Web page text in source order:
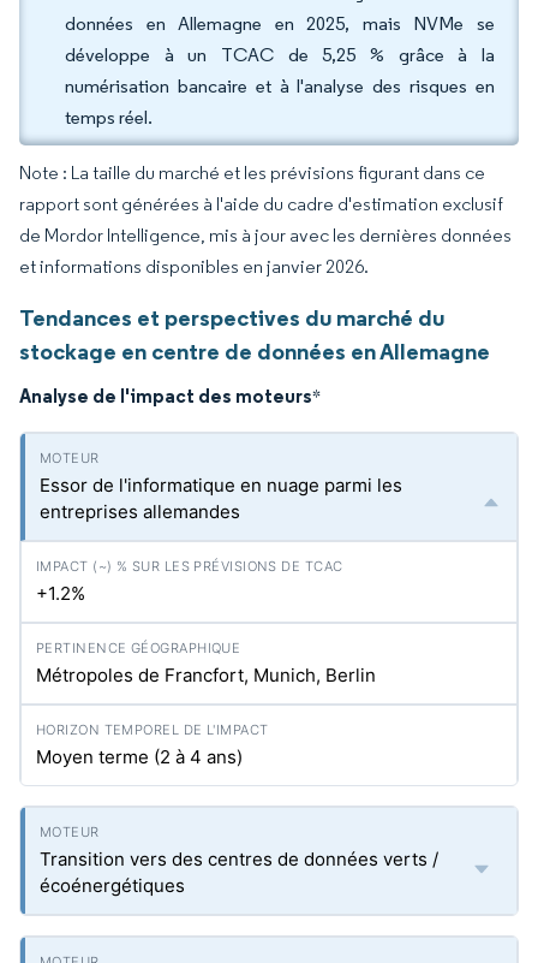
données en Allemagne en 2025, mais NVMe se
développe à un TCAC de 5,25 % grâce à la
numérisation bancaire et à l'analyse des risques en
temps réel.
Note : La taille du marché et les prévisions figurant dans ce
rapport sont générées à l'aide du cadre d'estimation exclusif
de Mordor Intelligence, mis à jour avec les dernières données
et informations disponibles en janvier 2026.
Tendances et perspectives du marché du
stockage en centre de données en Allemagne
Analyse de l'impact des moteurs*
Essor de l'informatique en nuage parmi les
entreprises allemandes
+1.2%
Métropoles de Francfort, Munich, Berlin
Moyen terme (2 à 4 ans)
Transition vers des centres de données verts /
écoénergétiques